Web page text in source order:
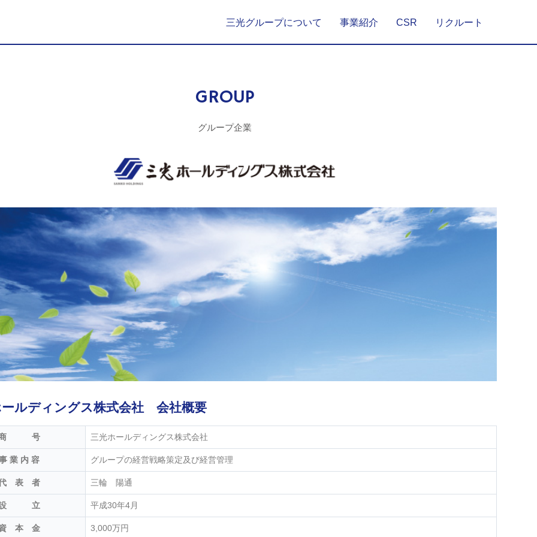
三光グループについて 事業紹介 CSR リクルート
GROUP
グループ企業
ルディングス株式会社 会社概要
号 三光ホールディングス株式会社
業 内 容 グループの経営戦略策定及び経営管理
表 者 三輪 陽通
立 平成30年4月
本 金 3,000万円